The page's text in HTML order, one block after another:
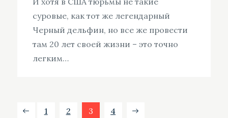
суровые, как тот же легендарный
Черный дельфин, но все же провести
там 20 лет своей жизни – это точно
легким…
1 2 3 4